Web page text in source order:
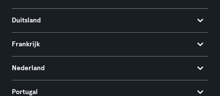
Duitsland
Frankrijk
Nederland
Portugal